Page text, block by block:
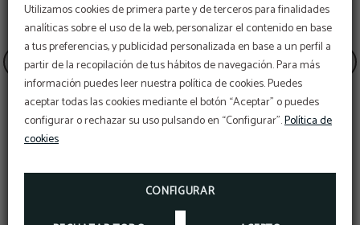
Utilizamos cookies de primera parte y de terceros para finalidades
analíticas sobre el uso de la web, personalizar el contenido en base
a tus preferencias, y publicidad personalizada en base a un perfil a
partir de la recopilación de tus hábitos de navegación. Para más
información puedes leer nuestra política de cookies. Puedes
aceptar todas las cookies mediante el botón “Aceptar” o puedes
configurar o rechazar su uso pulsando en “Configurar”.Política de
cookies
CONFIGURAR
Traveler's Choice Awards
DESCUENTO ESPECIAL
¡ALÓJATE MÁS DE UNA NOCHE CON NOSOTROS
APLICADO!
VER AWARDS